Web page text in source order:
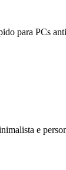
para PCs
e